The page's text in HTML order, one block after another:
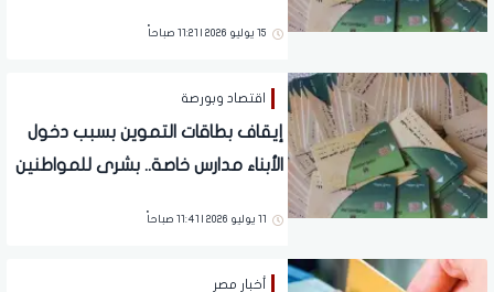
15 يوليو 2026 | 11:21 صباحاً
اقتصاد وبورصة
إيقاف بطاقات التموين بسبب دخول
الأبناء مدارس خاصة.. بشرى للمواطنين
11 يوليو 2026 | 11:41 صباحاً
أخبار مصر